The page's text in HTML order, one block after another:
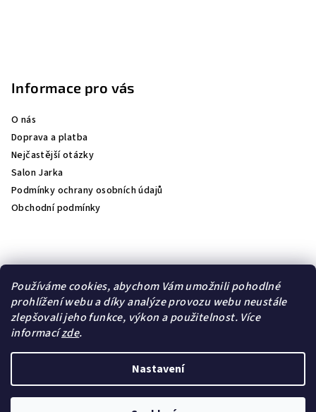
Používáme cookies, abychom Vám umožnili pohodlné
prohlížení webu a díky analýze provozu webu neustále
zlepšovali jeho funkce, výkon a použitelnost. Více
informacízde.
Nastavení
Informace pro vás
O nás
Doprava a platba
Nejčastější otázky
Salon Jarka
Podmínky ochrany osobních údajů
Obchodní podmínky